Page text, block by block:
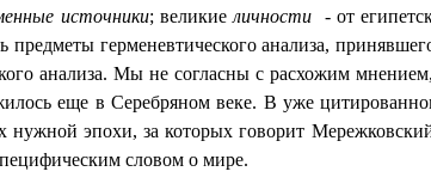
источники; великиеличности - от
предметы герменевтического анализа,
анализа. Мы не согласны с расхожим
еще в Серебряном веке. В уже
нужной эпохи, за которых говорит
словом о мире.